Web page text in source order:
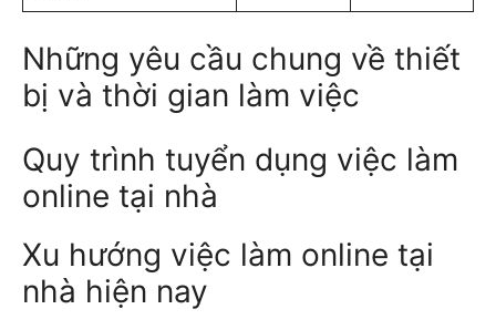
Những yêu cầu chung về thiết
bị và thời gian làm việc
Quy trình tuyển dụng việc làm
online tại nhà
Xu hướng việc làm online tại
nhà hiện nay